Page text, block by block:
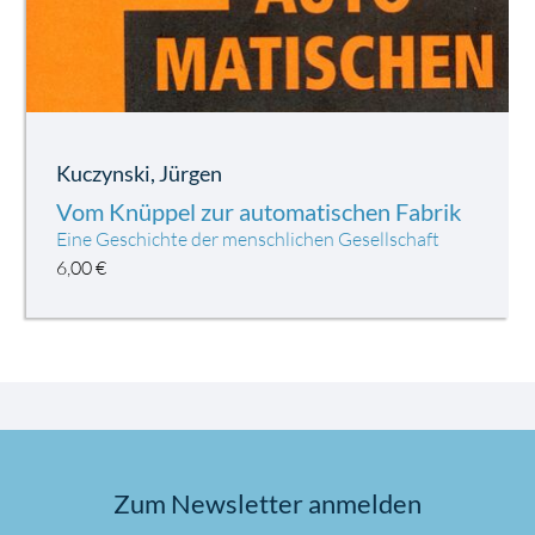
Kuczynski, Jürgen
Vom Knüppel zur automatischen Fabrik
Eine Geschichte der menschlichen Gesellschaft
6,00€
Zum Newsletter anmelden